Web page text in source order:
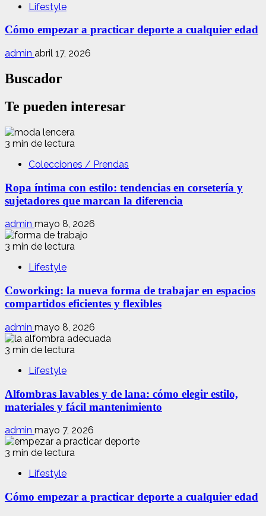
Lifestyle
Cómo empezar a practicar deporte a cualquier edad
admin abril 17, 2026
Buscador
Te pueden interesar
3 min de lectura
Colecciones / Prendas
Ropa íntima con estilo: tendencias en corsetería y
sujetadores que marcan la diferencia
admin mayo 8, 2026
3 min de lectura
Lifestyle
Coworking: la nueva forma de trabajar en espacios
compartidos eficientes y flexibles
admin mayo 8, 2026
3 min de lectura
Lifestyle
Alfombras lavables y de lana: cómo elegir estilo,
materiales y fácil mantenimiento
admin mayo 7, 2026
3 min de lectura
Lifestyle
Cómo empezar a practicar deporte a cualquier edad